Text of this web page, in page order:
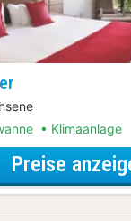
Klimaanlage
Preise